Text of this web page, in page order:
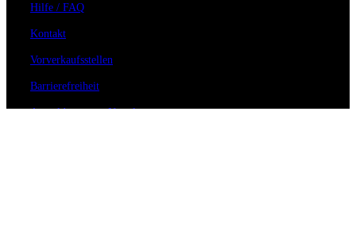
Hilfe / FAQ
Kontakt
Vorverkaufsstellen
Barrierefreiheit
Anmeldung zum Newsletter